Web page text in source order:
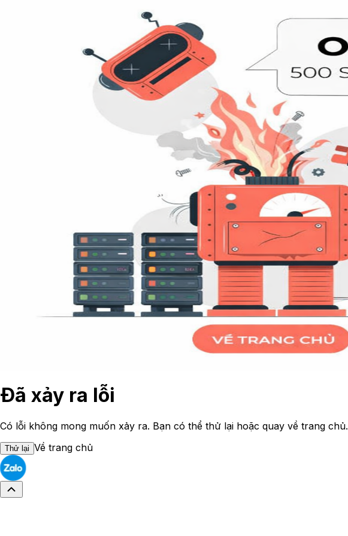
Đã xảy ra lỗi
Có lỗi không mong muốn xảy ra. Bạn có thể thử lại hoặc quay về trang chủ.
Thử lại Về trang chủ